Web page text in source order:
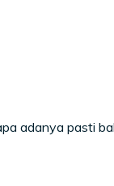
adanya pasti